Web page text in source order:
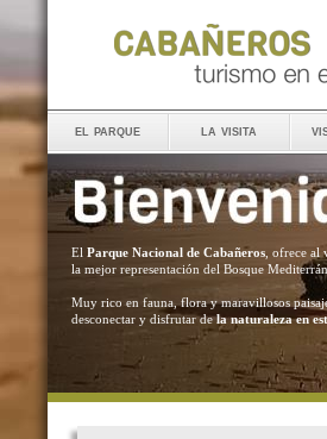
el parque la visita
El Parque Nacional de Cabañeros , ofrece
la mejor representación del Bosque
Muy rico en fauna, flora y maravillosos
desconectar y disfrutar dela naturaleza en